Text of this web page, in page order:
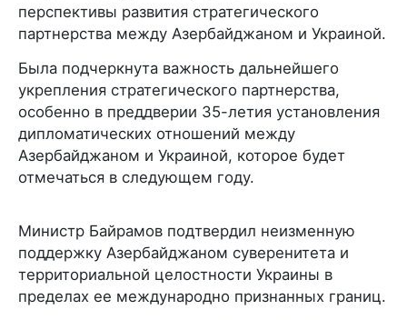
перспективы развития стратегического
партнерства между Азербайджаном и Украиной.
Была подчеркнута важность дальнейшего
укрепления стратегического партнерства,
особенно в преддверии 35-летия установления
дипломатических отношений между
Азербайджаном и Украиной, которое будет
отмечаться в следующем году.
Министр Байрамов подтвердил неизменную
поддержку Азербайджаном суверенитета и
территориальной целостности Украины в
пределах ее международно признанных границ.